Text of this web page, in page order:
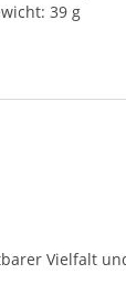
39 g
Vielfalt